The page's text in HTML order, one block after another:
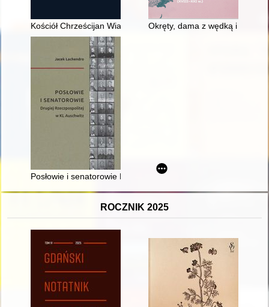
Kościół Chrześcijan Wiary Ewangelicznej w Polsce po 1987
Okręty, dama z wędką i
Posłowie i senatorowie Drugiej Rzeczpospolitej w KL Auschwitz
ROCZNIK 2025